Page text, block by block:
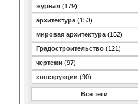
журнал (179)
архитектура (153)
мировая архитектура (152)
Градостроительство (121)
чертежи (97)
конструкции (90)
Все теги